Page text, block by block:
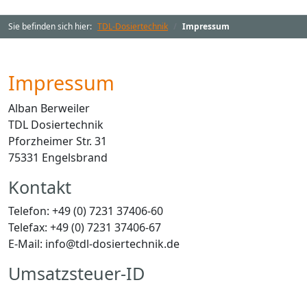
Sie befinden sich hier: TDL-Dosiertechnik Impressum
Impressum
Alban Berweiler
TDL Dosiertechnik
Pforzheimer Str. 31
75331 Engelsbrand
Kontakt
Telefon: +49 (0) 7231 37406-60
Telefax: +49 (0) 7231 37406-67
E-Mail: info@tdl-dosiertechnik.de
Umsatzsteuer-ID